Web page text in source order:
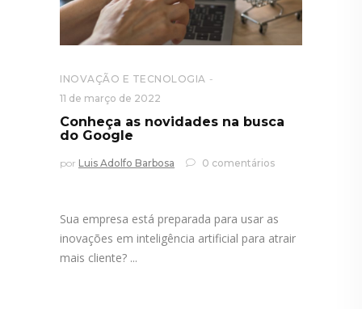
INOVAÇÃO E TECNOLOGIA
11 de março de 2022
Conheça as novidades na busca
do Google
por Luis Adolfo Barbosa 0 comentários
Sua empresa está preparada para usar as
inovações em inteligência artificial para atrair
mais cliente?